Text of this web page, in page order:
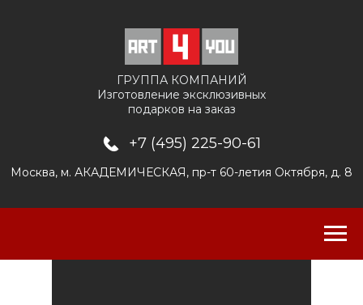
ГРУППА КОМПАНИЙ
Изготовление эксклюзивных
подарков на заказ
+7 (495) 225-90-61
Москва, м. АКАДЕМИЧЕСКАЯ, пр-т 60-летия Октября, д. 8